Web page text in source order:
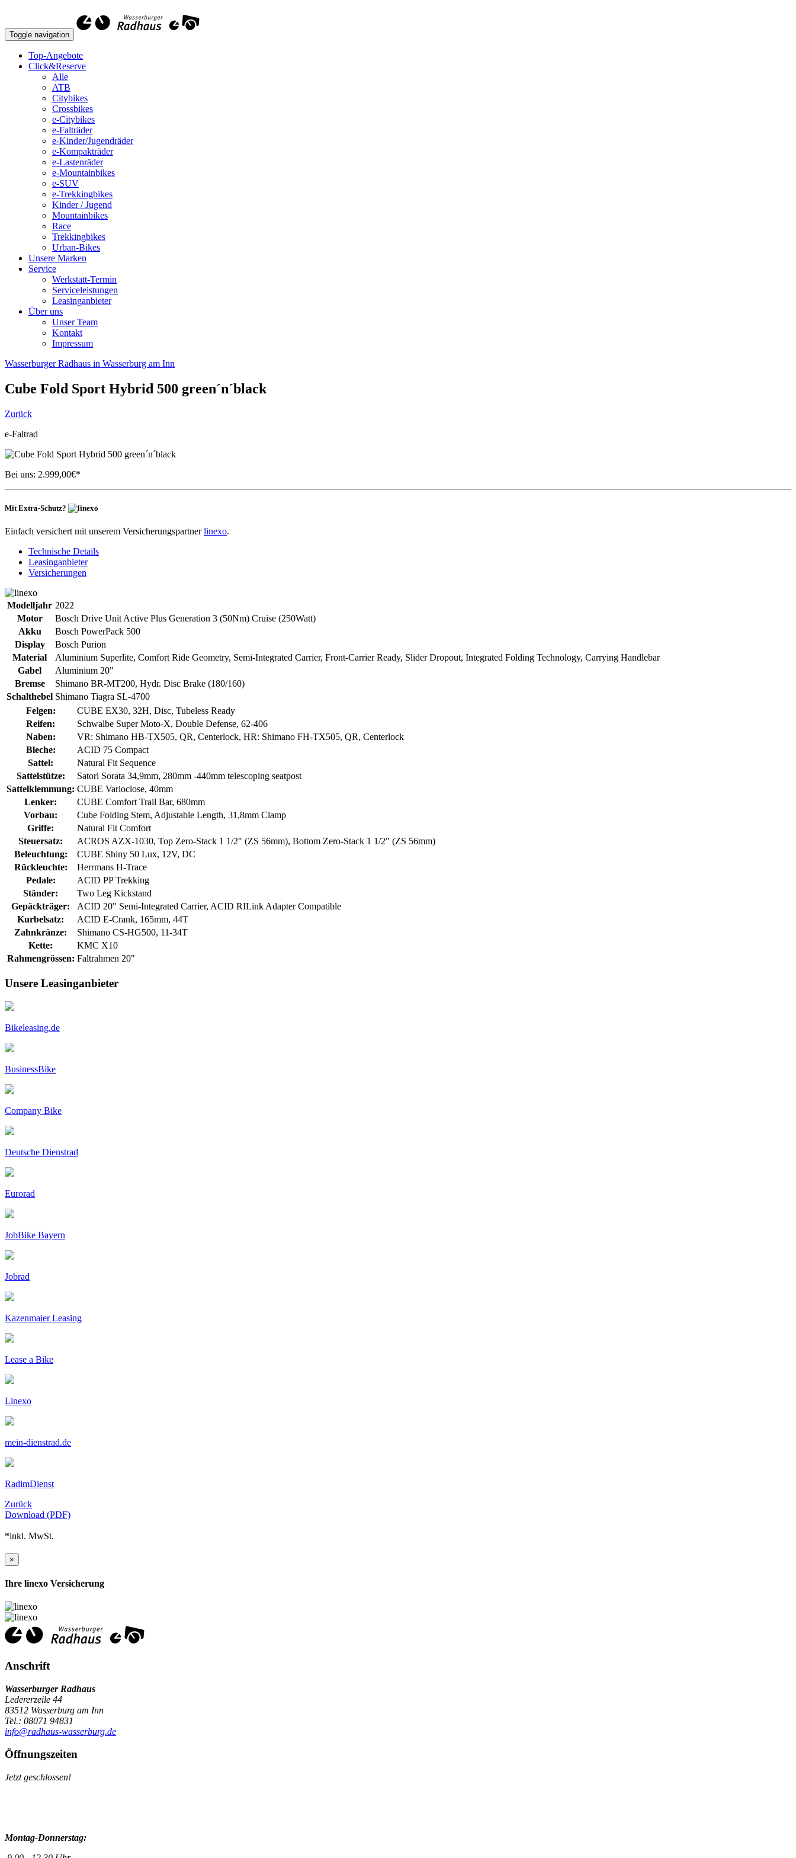
Toggle navigation
Top-Angebote
Click&Reserve
Alle
ATB
Citybikes
Crossbikes
e-Citybikes
e-Falträder
e-Kinder/Jugendräder
e-Kompakträder
e-Lastenräder
e-Mountainbikes
e-SUV
e-Trekkingbikes
Kinder / Jugend
Mountainbikes
Race
Trekkingbikes
Urban-Bikes
Unsere Marken
Service
Werkstatt-Termin
Serviceleistungen
Leasinganbieter
Über uns
Unser Team
Kontakt
Impressum
Wasserburger Radhaus in Wasserburg am Inn
Cube Fold Sport Hybrid 500 green´n´black
Zurück
e-Faltrad
Bei uns: 2.999,00€*
Mit Extra-Schutz?
Einfach versichert mit unserem Versicherungspartnerlinexo.
Technische Details
Leasinganbieter
Versicherungen
Modelljahr 2022
Motor
Bosch Drive Unit Active Plus Generation 3 (50Nm) Cruise (250Watt)
Akku
Bosch PowerPack 500
Display
Bosch Purion
Material
Aluminium Superlite, Comfort Ride Geometry, Semi-Integrated Carrier, Front-Carrier Ready, Slider Dropout, Integrated Folding Technology, Carrying Handlebar
Gabel
Aluminium 20"
Bremse
Shimano BR-MT200, Hydr. Disc Brake (180/160)
Schalthebel Shimano Tiagra SL-4700
Felgen:
CUBE EX30, 32H, Disc, Tubeless Ready
Reifen:
Schwalbe Super Moto-X, Double Defense, 62-406
Naben:
VR: Shimano HB-TX505, QR, Centerlock, HR: Shimano FH-TX505, QR, Centerlock
Bleche:
ACID 75 Compact
Sattel:
Natural Fit Sequence
Sattelstütze:
Satori Sorata 34,9mm, 280mm -440mm telescoping seatpost
Sattelklemmung: CUBE Varioclose, 40mm
Lenker:
CUBE Comfort Trail Bar, 680mm
Vorbau:
Cube Folding Stem, Adjustable Length, 31,8mm Clamp
Griffe:
Natural Fit Comfort
Steuersatz:
ACROS AZX-1030, Top Zero-Stack 1 1/2" (ZS 56mm), Bottom Zero-Stack 1 1/2" (ZS 56mm)
Beleuchtung:
CUBE Shiny 50 Lux, 12V, DC
Rückleuchte:
Herrmans H-Trace
Pedale:
ACID PP Trekking
Ständer:
Two Leg Kickstand
Gepäckträger:
ACID 20" Semi-Integrated Carrier, ACID RILink Adapter Compatible
Kurbelsatz:
ACID E-Crank, 165mm, 44T
Zahnkränze:
Shimano CS-HG500, 11-34T
Kette:
KMC X10
Rahmengrössen: Faltrahmen 20"
Unsere Leasinganbieter
Bikeleasing.de
BusinessBike
Company Bike
Deutsche Dienstrad
Eurorad
JobBike Bayern
Jobrad
Kazenmaier Leasing
Lease a Bike
Linexo
mein-dienstrad.de
RadimDienst
Zurück
Download (PDF)
*inkl. MwSt.
×
Ihre linexo Versicherung
Anschrift
Wasserburger Radhaus
Ledererzeile 44
83512 Wasserburg am Inn
Tel.: 08071 94831
info@radhaus-wasserburg.de
Öffnungszeiten
Jetzt geschlossen!
Montag-Donnerstag: